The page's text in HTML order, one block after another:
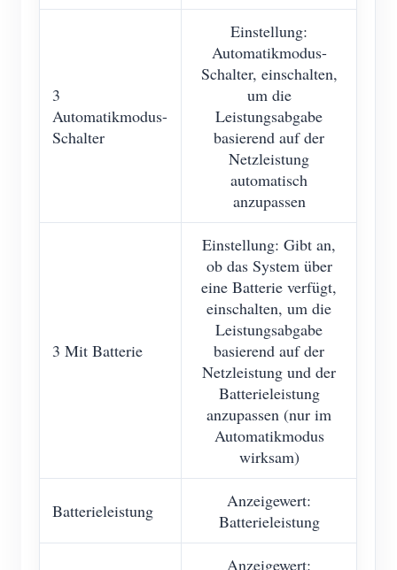
3
Automatikmodus-
Schalter
Einstellung:
Automatikmodus-
Schalter, einschalten,
um die
Leistungsabgabe
basierend auf der
Netzleistung
automatisch
anzupassen
3 Mit Batterie
Einstellung: Gibt an,
ob das System über
eine Batterie verfügt,
einschalten, um die
Leistungsabgabe
basierend auf der
Netzleistung und der
Batterieleistung
anzupassen (nur im
Automatikmodus
wirksam)
Batterieleistung
Anzeigewert:
Batterieleistung
Anzeigewert: